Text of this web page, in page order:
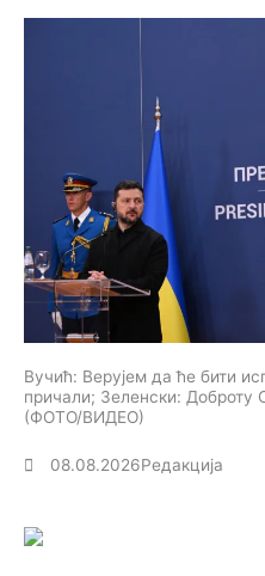
Вучић: Верујем да ће бити
причали; Зеленски: Доброту
(ФОТО/ВИДЕО)
08.08.2026Редакција